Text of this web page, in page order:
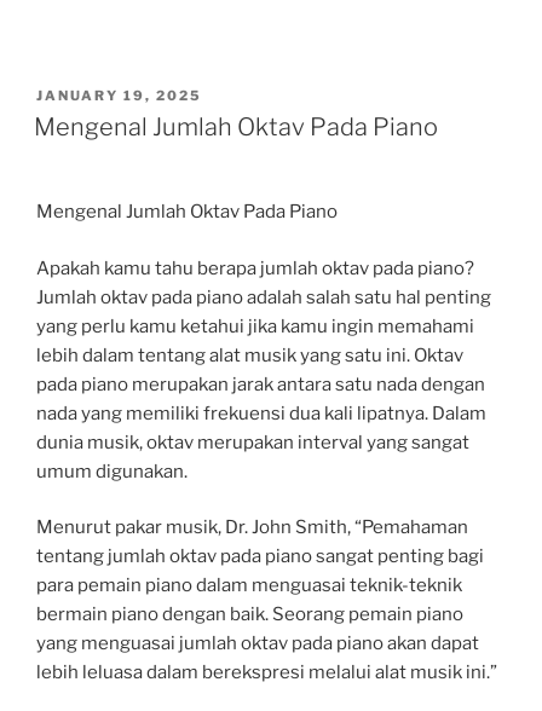
POSTED
ON
JANUARY 19, 2025
Mengenal Jumlah Oktav Pada Piano
Mengenal Jumlah Oktav Pada Piano
Apakah kamu tahu berapa jumlah oktav pada piano?
Jumlah oktav pada piano adalah salah satu hal penting
yang perlu kamu ketahui jika kamu ingin memahami
lebih dalam tentang alat musik yang satu ini. Oktav
pada piano merupakan jarak antara satu nada dengan
nada yang memiliki frekuensi dua kali lipatnya. Dalam
dunia musik, oktav merupakan interval yang sangat
umum digunakan.
Menurut pakar musik, Dr. John Smith, “Pemahaman
tentang jumlah oktav pada piano sangat penting bagi
para pemain piano dalam menguasai teknik-teknik
bermain piano dengan baik. Seorang pemain piano
yang menguasai jumlah oktav pada piano akan dapat
lebih leluasa dalam berekspresi melalui alat musik ini.”